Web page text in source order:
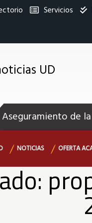
Servicios
UD
Aseguramiento de
NOTICIAS OFERTA